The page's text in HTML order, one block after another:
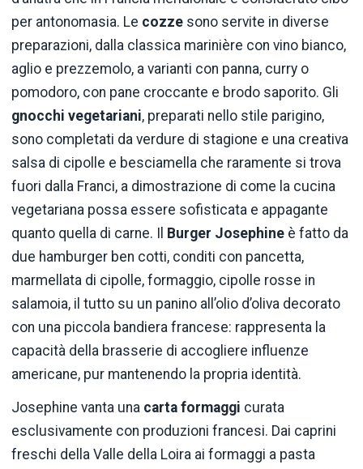
per antonomasia. Le cozze sono servite in diverse
preparazioni, dalla classica marinière con vino bianco,
aglio e prezzemolo, a varianti con panna, curry o
pomodoro, con pane croccante e brodo saporito. Gli
gnocchi vegetariani, preparati nello stile parigino,
sono completati da verdure di stagione e una creativa
salsa di cipolle e besciamella che raramente si trova
fuori dalla Franci, a dimostrazione di come la cucina
vegetariana possa essere sofisticata e appagante
quanto quella di carne. Il Burger Josephine è fatto da
due hamburger ben cotti, conditi con pancetta,
marmellata di cipolle, formaggio, cipolle rosse in
salamoia, il tutto su un panino all’olio d’oliva decorato
con una piccola bandiera francese: rappresenta la
capacità della brasserie di accogliere influenze
americane, pur mantenendo la propria identità.
Josephine vanta una carta formaggi curata
esclusivamente con produzioni francesi. Dai caprini
freschi della Valle della Loira ai formaggi a pasta